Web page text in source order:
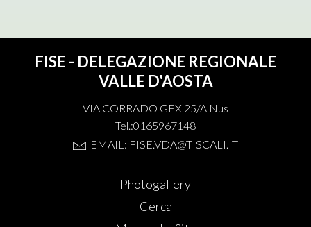
FISE - DELEGAZIONE REGIONALE
VALLE D'AOSTA
VIA CORRADO GEX 25/A Nus
Tel.:0165967148
EMAIL: FISE.VDA@TISCALI.IT
Photogallery
Cerca